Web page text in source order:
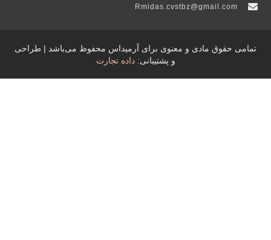
Rmidas.cvstbz@gmail.com
تمامی حقوق مادی و معنوی برای آرمیداس محفوظ می‌باشد | طراحی
و پشتیبانی:داده تجارت